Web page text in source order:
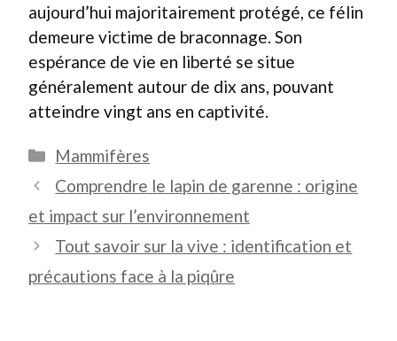
aujourd’hui majoritairement protégé, ce félin
demeure victime de braconnage. Son
espérance de vie en liberté se situe
généralement autour de dix ans, pouvant
atteindre vingt ans en captivité.
Catégories
Mammifères
Comprendre le lapin de garenne : origine
et impact sur l’environnement
Tout savoir sur la vive : identification et
précautions face à la piqûre